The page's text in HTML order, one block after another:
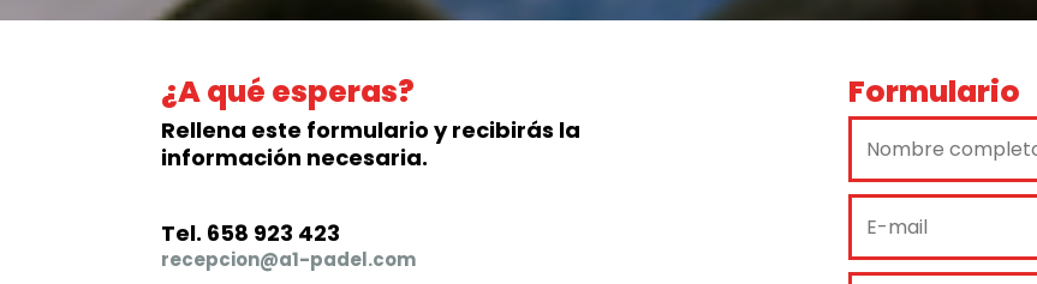
¿A qué esperas?
Rellena este formulario y recibirás la
información necesaria.
Tel. 658 923 423
recepcion@a1-padel.com
Formulario